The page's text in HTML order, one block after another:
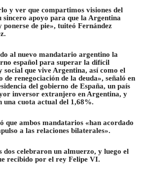
y ver que compartimos visiones del
sincero apoyo para que la Argentina
ponerse de pie», tuiteó Fernández
al nuevo mandatario argentino la
español para superar la difícil
social que vive Argentina, así como el
de renegociación de la deuda», señaló en
del gobierno de España, un país
inversor extranjero en Argentina, y
cuota actual del 1,68%.
que ambos mandatarios «han acordado
a las relaciones bilaterales».
dos celebraron un almuerzo, y luego el
recibido por el rey Felipe VI.